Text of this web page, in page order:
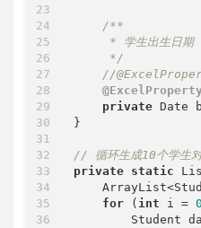
/**
     * 学生出生日期
     */
//
private Date
}
// 循环生成10个学生
private static
for ( int i = 0
Student